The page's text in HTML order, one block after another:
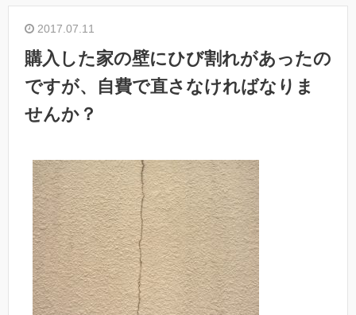
2017.07.11
購入した家の壁にひび割れがあったの
ですが、自費で直さなければなりま
せんか？